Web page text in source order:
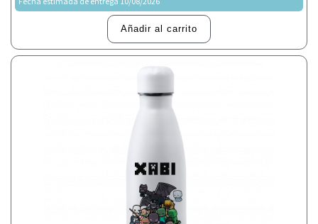
Añadir al carrito